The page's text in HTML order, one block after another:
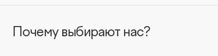
Почему выбирают нас?